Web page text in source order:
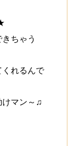
ちゃう
くれるんで
けマン～♫